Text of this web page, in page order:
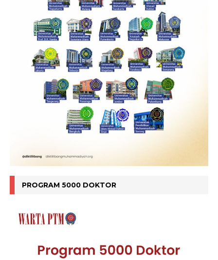
PROGRAM 5000 DOKTOR